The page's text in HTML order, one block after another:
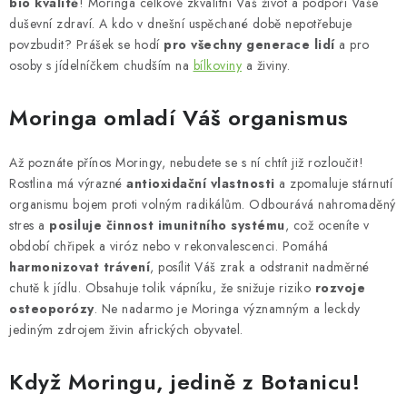
duševní zdraví. A kdo v dnešní uspěchané době nepotřebuje
povzbudit? Prášek se hodí pro všechny generace lidía pro
osoby s jídelníčkem chudším na bílkoviny a živiny.
Moringa omladí Váš organismus
Až poznáte přínos Moringy, nebudete se s ní chtít již rozloučit!
Rostlina má výrazné antioxidační vlastnosti a zpomaluje stárnutí
organismu bojem proti volným radikálům. Odbourává nahromaděný
stres a posiluje činnost imunitního systému, což oceníte v
období chřipek a viróz nebo v rekonvalescenci. Pomáhá
harmonizovat trávení, posílit Váš zrak a odstranit nadměrné
chutě k jídlu. Obsahuje tolik vápníku, že snižuje riziko rozvoje
osteoporózy. Ne nadarmo je Moringa významným a leckdy
jediným zdrojem živin afrických obyvatel.
Když Moringu, jedině z Botanicu!